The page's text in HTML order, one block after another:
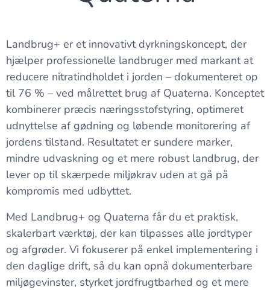
Landbrug+ er et innovativt dyrkningskoncept, der
hjælper professionelle landbruger med markant at
reducere nitratindholdet i jorden – dokumenteret op
til 76 % – ved målrettet brug af Quaterna. Konceptet
kombinerer præcis næringsstofstyring, optimeret
udnyttelse af gødning og løbende monitorering af
jordens tilstand. Resultatet er sundere marker,
mindre udvaskning og et mere robust landbrug, der
lever op til skærpede miljøkrav uden at gå på
kompromis med udbyttet.
Med Landbrug+ og Quaterna får du et praktisk,
skalerbart værktøj, der kan tilpasses alle jordtyper
og afgrøder. Vi fokuserer på enkel implementering i
den daglige drift, så du kan opnå dokumenterbare
miljøgevinster, styrket jordfrugtbarhed og et mere